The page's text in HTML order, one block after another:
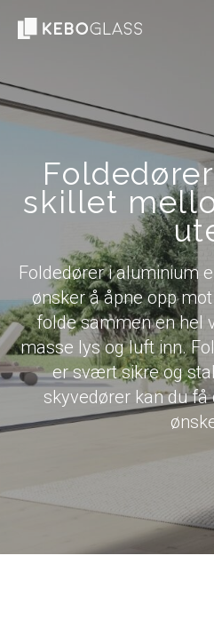
skillet
Foldedører i aluminium
ønsker å åpne opp
folde sammen en hel
masse lys og luft inn.
er svært sikre og
skyvedører kan du